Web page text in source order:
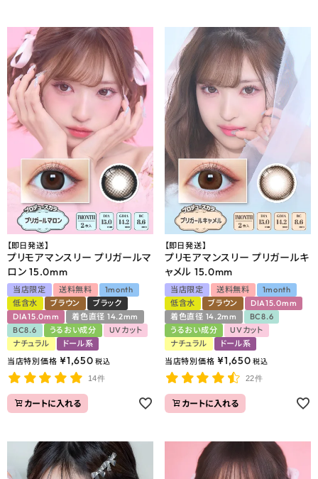
【即日発送】
プリモアマンスリー プリガールマ
ロン 15.0mm
当店限定 送料無料
1month
低含水
ブラウン
ブラック
DIA15.0mm
着色直径 14.2mm
BC8.6
うるおい成分
UVカット
ナチュラル
ドール系
当店特別価格 ¥1,650 税込
14件
カートに入れる
【即日発送】
プリモアマンスリー プリガールキ
ャメル 15.0mm
当店限定 送料無料
1month
低含水
ブラウン
DIA15.0mm
着色直径 14.2mm
BC8.6
うるおい成分
UVカット
ナチュラル
ドール系
当店特別価格 ¥1,650 税込
22件
カートに入れる